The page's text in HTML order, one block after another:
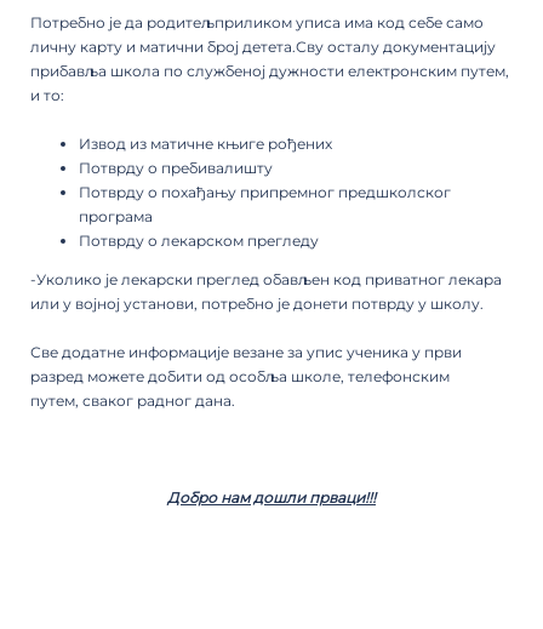
Потребно је да родитељприликом уписа има код себе само
личну карту и матични број детета.Сву осталу документацију
прибавља школа по службеној дужности електронским путем,
и то:
Извод из матичне књиге рођених
Потврду о пребивалишту
Потврду о похађању припремног предшколског
програма
Потврду о лекарском прегледу
-Уколико је лекарски преглед обављен код приватног лекара
или у војној установи, потребно је донети потврду у школу.
Све додатне информације везане за упис ученика у први
разред можете добити од особља школе, телефонским
путем, сваког радног дана.
Добро нам дошли прваци!!!